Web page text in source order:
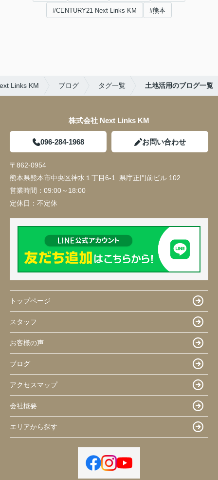
#CENTURY21 Next Links KM #熊本
Links KM ブログ タグ一覧 土地活用のブログ一覧
株式会社 Next Links KM
096-284-1968 お問い合わせ
〒862-0954
熊本県熊本市中央区神水１丁目6-1 県庁正門前ビル 102
営業時間： 09:00～18:00
定休日： 不定休
トップページ
スタッフ
お客様の声
ブログ
アクセスマップ
会社概要
エリアから探す